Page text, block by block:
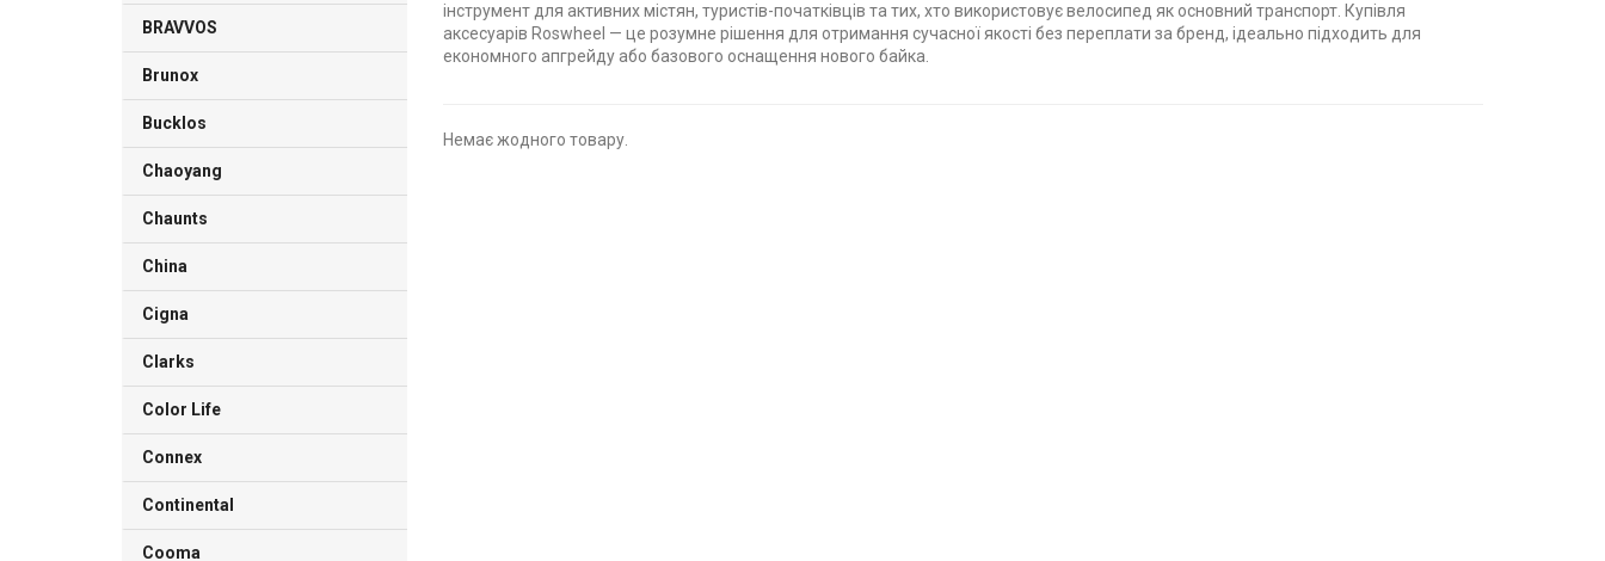
BRAVVOS
Brunox
Bucklos
Chaoyang
Chaunts
China
Cigna
Clarks
Color Life
Connex
Continental
Cooma
інструмент для активних містян, туристів-початківців та тих, хто використовує велосипед як основний транспорт. Купівля
аксесуарів Roswheel — це розумне рішення для отримання сучасної якості без переплати за бренд, ідеально підходить для
економного апгрейду або базового оснащення нового байка.
Немає жодного товару.